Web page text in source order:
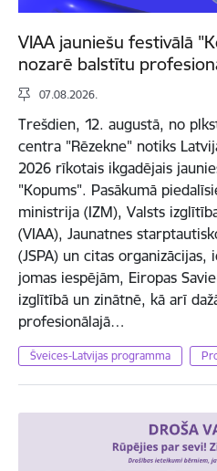
VIAA jauniešu festivālā
nozarē balstītu
07.08.2026.
Trešdien, 12. augustā, no
centra "Rēzekne" notiks
2026 rīkotais ikgadējais
"Kopums". Pasākumā
ministrija (IZM), Valsts
(VIAA), Jaunatnes
(JSPA) un citas
jomas iespējām, Eiropas
izglītībā un zinātnē, kā arī
profesionālajā…
Šveices-Latvijas programma